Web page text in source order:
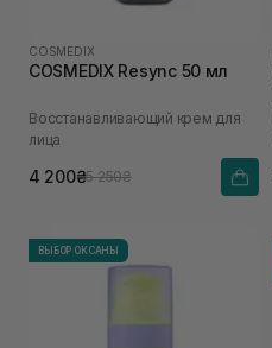
COSMEDIX
COSMEDIX Resync 50 мл
Восстанавливающий крем для
лица
4 200₴5 250₴
ВЫБОР ОКСАНЫ